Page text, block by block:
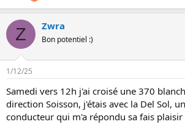
Z Zwra
Bon potentiel :)
1/12/25
Samedi vers 12h j'ai croisé une 370
direction Soisson, j'étais avec la Del Sol,
conducteur qui m'a répondu sa fais plaisir